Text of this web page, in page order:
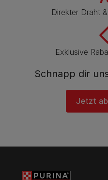
Direkter Draht
Exklusive
Schnapp dir
Jetzt